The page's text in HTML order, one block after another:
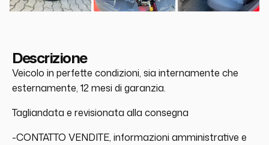
Descrizione
Veicolo in perfette condizioni, sia internamente che
esternamente, 12 mesi di garanzia.
Tagliandata e revisionata alla consegna
-CONTATTO VENDITE, informazioni amministrative e